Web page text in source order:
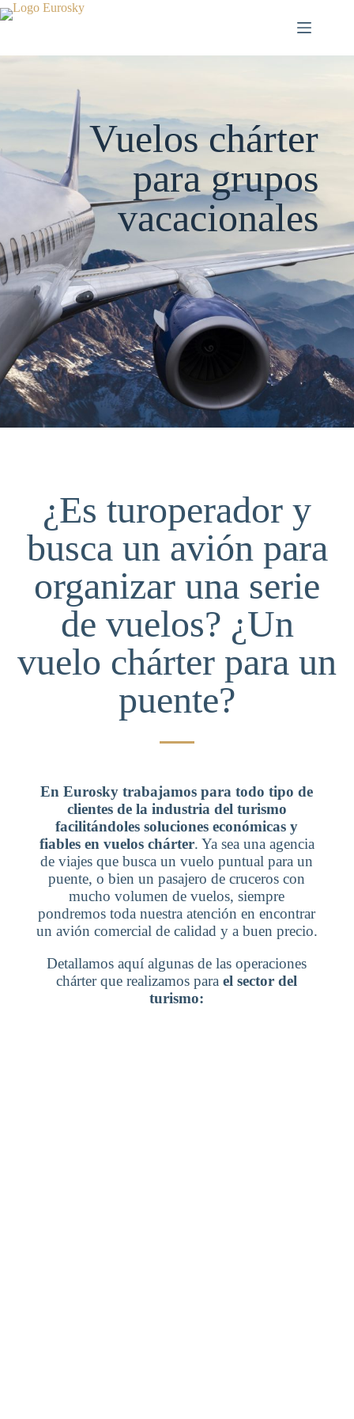
Saltar
al
Vuelos chárter
para grupos
vacacionales
¿Es turoperador y
busca un avión para
organizar una serie
de vuelos? ¿Un
vuelo chárter para un
puente?
En Eurosky trabajamos para todo tipo de
clientes de la industria del turismo
facilitándoles soluciones económicas y
fiables en vuelos chárter. Ya sea una agencia
de viajes que busca un vuelo puntual para un
puente, o bien un pasajero de cruceros con
mucho volumen de vuelos, siempre
pondremos toda nuestra atención en encontrar
un avión comercial de calidad y a buen precio.
Detallamos aquí algunas de las operaciones
chárter que realizamos parael sector del
turismo: